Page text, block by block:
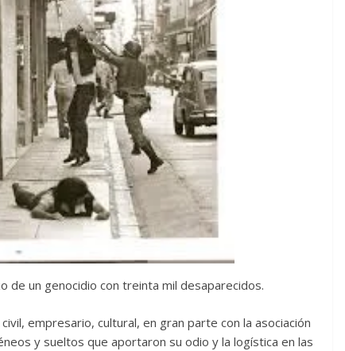
de un genocidio con treinta mil desaparecidos.
empresario, cultural, en gran parte con la asociación
y sueltos que aportaron su odio y la logística en las